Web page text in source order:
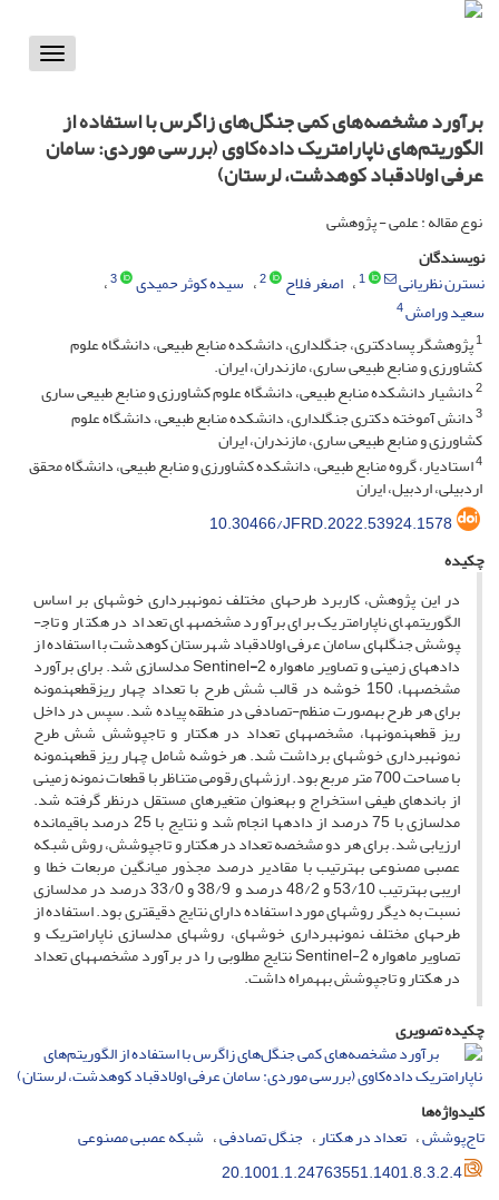
Toggle
برآورد‎ ‎مشخصه‌های‎ ‎کمی‎ ‎جنگل‌های زاگرس‎ ‎با استفاده از
نوع مقاله : علمی - پژوهشی
نویسندگان
نسترن نظریانی
1 اصغر فلاح 2 سیده کوثر حمیدی 3
سعید ورامش4
1پژوهشگر پسادکتری، جنگلداری، دانشکده منابع طبیعی، دانشگاه علوم
کشاورزی و منابع طبیعی ساری، مازندران، ایران. ‏
2دانشیار دانشکده منابع طبیعی، دانشگاه علوم کشاورزی و منابع طبیعی ساری
3دانش آموخته دکتری جنگلداری، دانشکده منابع طبیعی، دانشگاه علوم
کشاورزی و منابع طبیعی ساری، مازندران، ایران
4استادیار، گروه منابع طبیعی، دانشکده کشاورزی و منابع طبیعی، دانشگاه محقق
اردبیلی، اردبیل، ایران
10.30466/JFRD.2022.53924.1578
چکیده
در این پژوهش، کاربرد طرح­های مختلف نمونه­برداری خوشه­ای بر اساس
الگوریتم­های ناپارامتریک برای برآورد مشخصه­های تعداد در هکتار و تاج­
پوشش جنگل­های سامان عرفی اولادقباد شهرستان کوهدشت با استفاده از
داده­های زمینی و تصاویر ماهواره 2 - Sentinel مدل­سازی شد. برای برآورد
مشخصه­ها، 150 خوشه در قالب شش طرح با تعداد چهار ریز­قطعه­نمونه
برای هر طرح به­صورت منظم-تصادفی در منطقه پیاده شد. سپس در داخل
ریز قطعه­نمونه­ها، مشخصه­های تعداد در هکتار و تاج­پوشش شش طرح
نمونه­برداری خوشه­ای برداشت شد. هر خوشه­ شامل چهار ریز قطعه­نمونه
با مساحت 700 متر مربع بود. ارزش­های رقومی متناظر با قطعات نمونه زمینی
از باندهای طیفی استخراج و به­عنوان متغیرهای مستقل در­نظر گرفته شد.
مدل­سازی با 75 درصد از داده­ها انجام شد و نتایج با 25 درصد باقی­مانده
ارزیابی شد. برای هر دو مشخصه تعداد در هکتار و تاج­پوشش، روش شبکه
عصبی مصنوعی به­ترتیب با مقادیر درصد مجذور میانگین مربعات خطا و
اریبی به­ترتیب 53/10 و 48/2 درصد و 38/9 و 33/0 درصد در مدل­سازی
نسبت به دیگر روش­های مورد استفاده دارای نتایج دقیق­تری بود. استفاده از
طرح­های مختلف نمونه­برداری خوشه­ای، روش­های مدل­سازی ناپارامتریک و
تصاویر ماهواره Sentinel-2 نتایج مطلوبی را در برآورد مشخصه­های تعداد
در هکتار و تاج­پوشش به­همراه داشت.
چکیده تصویری
کلیدواژه‌ها
تاج‌پوشش تعداد در هکتار جنگل تصادفی شبکه عصبی مصنوعی
20.1001.1.24763551.1401.8.3.2.4